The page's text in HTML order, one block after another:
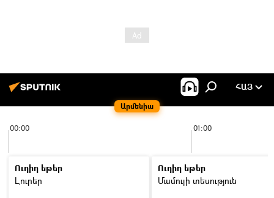
Արմենիա
ՀԱՅ
00:00 01:00
Ուղիղ եթեր
Լուրեր
Ուղիղ եթեր
Մամուլի տեսություն